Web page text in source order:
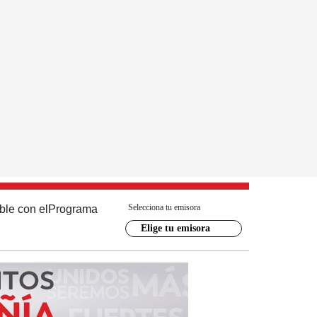
con el Programa Selecciona tu emisora
Elige tu emisora